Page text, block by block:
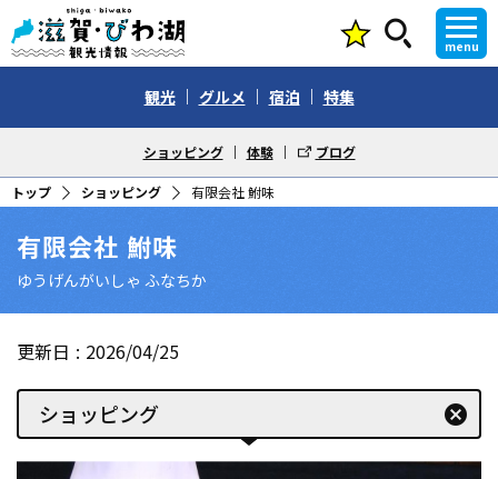
menu
観光 グルメ 宿泊 特集
ショッピング 体験 ブログ
トップ ショッピング 有限会社 鮒味
有限会社 鮒味
ゆうげんがいしゃ ふなちか
更新日 2026/04/25
ショッピング cancel